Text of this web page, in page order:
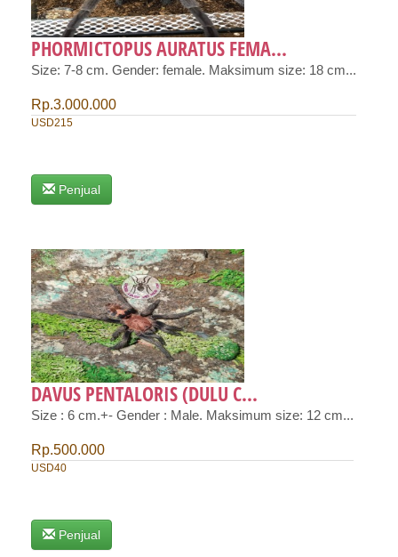
PHORMICTOPUS AURATUS FEMA...
Size: 7-8 cm. Gender: female. Maksimum size: 18 cm...
Rp.3.000.000
USD215
Penjual
DAVUS PENTALORIS (DULU C...
Size : 6 cm.+- Gender : Male. Maksimum size: 12 cm...
Rp.500.000
USD40
Penjual